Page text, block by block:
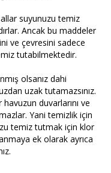
suyunuzu temiz
Ancak bu maddeler
ve çevresini sadece
tutabilmektedir.
olsanız dahi
uzak tutamazsınız.
duvarlarını ve
Yani temizlik için
temiz tutmak için klor
ek olarak ayrıca